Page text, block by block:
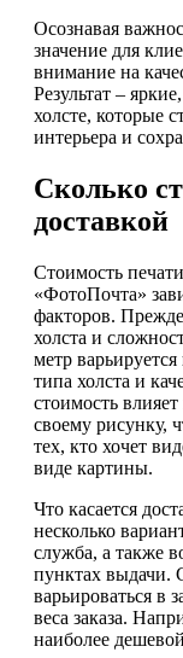
Осознавая
значение для
внимание на
Результат –
холсте, которые
интерьера и
Сколько
доставкой
Стоимость
«ФотоПочта»
факторов.
холста и
метр
типа холста и
стоимость
своему рисунку,
тех, кто хочет
виде картины.
Что касается
несколько
служба, а также
пунктах выдачи.
варьироваться в
веса заказа.
наиболее